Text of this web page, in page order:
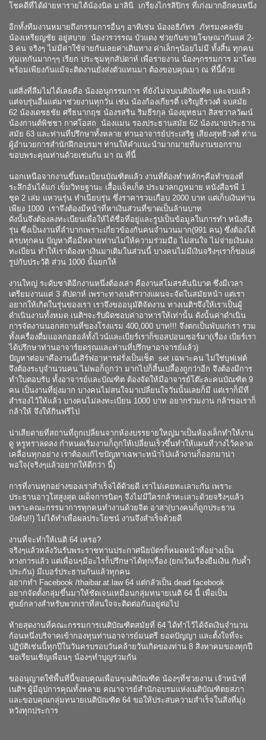
โชคดีที่ได้ฝ่ายหารายได้น้องนิด มาลินี เกรียงไกรลิปิกร ที่เก่งมากอีกคนหนึ่ง
อีกทั้งทีมงานหมายถึงกรรมการอื่นๆ อาทิเช่น น้องอธิภัทร ภัทรมงคลชัย
น้องเหรียญชัย อยู่สบาย น้องวรวรรณ บัวแดง ช่วยกันขายโฆษณากันแค่ 2-
3 คน จริงๆ ไม่มีค่าใช้จ่ายกันเลยค่าเดินทาง ค่าเล็กๆน้อยไม่มี ทั้งสิ้น ทุกคน
ทุ่มเทกันมากๆๆ เรียก ประชุมทุกสัปดาห์ เพื่อรายงาน น้องๆกรรมการ มาโดย
พร้อมเพียงกันแม้จะติดงานยังส่งตัวแทนมา ต้องขอบคุณมา ณ ที่นี้ด้วย
แต่สิ่งที่ลืมไม่ได้เลยคือ น้องอนุกรรมการ ที่ยังไม่จบเนติบัณฑิต และจบแล้ว
แต่จบรุ่นอื่นแต่มาช่วยงานทุกวัน เช่น น้องก้องเกียรติ์ เจริญธีรวงศ์ จบสมัย
62 น้องเดชธชัย ศรีธนากฤช น้องรสริน ริมธีรกุล น้องยุทธนา สิสชวาลวัฒน์
น้องกานต์พิชชา กาศโอสถ น้องแมน รองประธานสมัย 62 น้องนายประธาน
สมัย 63 และท่านที่ปรึกษาทั้งหลาย ท่านอาจารย์ประเสริฐ เสียงสุทธิวงศ์ ท่าน
ผู้อำนวยการสำนักฝึกอบรมฯ ท่านให้คำแนะนำมากมายทีมงานขอกราบ
ขอบพระคุณท่านด้วยเช่นกัน มา ณ ที่นี้
นอกเหนือจากงานขึ้นทะเบียนบัณฑิตแล้ว งานที่ต้องทำหลักๆคือทำของที่
ระลึกอันได้แก่ เข็มวิทยฐานะ เสื้อแจ็คเก็ต ประมวลกฎหมาย หนังสือรพี 1
ชุด 2 เล่ม แหวนรุ่น ทำเนียบรุ่น ซึ่งราคารวมเกือบ 2000 บาท แต่เก็บเงินท่าน
เพียง 1000 เราจึงต้องมีหน้าที่หาเงินส่วนที่ขาดเป็นล้านบาท
ดังนั้นจึงต้องลงทะเบียนเพื่อให้ได้ชื่อที่อยู่และรูปเป็นข้อมูลในการทำ หนังสือ
รุ่น ซึ่งเป็นงานที่ลำบากเพราะเกี่ยวข้องกันคนจำนวนมาก(991 คน) ซึ่งต้องได้
ครบทุกคน ปัญหาคือมีหลายท่านไม่ให้ความร่วมมือ ไม่สนใจ ไม่จ่ายเงินลง
ทะเบียน ทำให้เราต้องหาเงินมาเติมในส่วนนี้ บางคนไม่มีเงินจริงๆเราก็ขอแค่
รูปกับประวัติ ส่วน 1000 นั้นยกให้
งานใหญ่ ระดับชาติอีกงานหนึ่งต้องเล่า คืองานสโมสรสันนิบาต ซึ่งมีเวลา
เตรียมงานแค่ 3 สัปดาห์ เพราะทางเนติฯวางแผนจะจัดในสมัยหน้า แต่เรา
อยากให้เกิดในรุ่นของเรา เราจึงขออนุมัติจัดงาน ทางเนติฯจึงให้เราเป็นผู้
ดำเนินงานทั้งหมด เนติฯจะรับผิดชอบค่าอาหารให้เท่านั้น ดังนั้นค่าดำเนิน
การจัดงานนอกสถานที่ของโรงแรม 400,000 บาท!!! จึงตกเป็นพับแก่เรา รวม
ทั้งเครื่องดื่มแอลกอฮอล์ทั้งไวน์และเบียร์เราก็ขอสปอนเซอร์มา(เรื่อง เบียร์เรา
ได้ปรึกษาท่านอาจาร์ยดรุณและท่านที่ปรึกษาอาจารย์แล้ว)
ปัญหาต่อมาคืองานนี้เสิร์ฟอาหารฝรั่งเป็นเช็ต set เฉพาะคน ไม่ใช่บุฟเฟต์
จึงต้องระบุจำนวนคน ไม่พอก็ถูกว่า มากไปก็สิ้นเปลื้องถูกว่าอีก จึงต้องมีการ
ทำใบตอบรับ ทั้งอาจารย์และบัณฑิต ต้องจัดให้มีอาจารย์โต๊ะละคนบัณฑิต 9
คน เป็นงานที่ยุ่งมาก บางคนไม่สนใจมาเปลี่ยนใจวันนั้นเลยก็มี แต่เราก็มีที่
สำรองไว้ให้แล้ว บางคนไม่ลงทะเบียน 1000 บาท อยากร่วมงาน กล้าขอเราก็
กล้าให้ จึงให้กินฟรีไป
น่าเสียดายที่สถานที่ถูกเปลี่ยนจากห้องบรรยายใหญ่มาเป็นห้องเล็กทำให้งาน
ดู หรูหราลดลง กำหนดเริ่มงานก็ถูกให้เปลี่ยนเร็วขึ้นทำให้แผนที่วางไว้คลาด
เคลื่อนทุกอย่าง เราต้องแก้ไขปัญหาเฉพาะหน้าไปแล้วงานก็ออกมาน่า
พอใจ(จริงๆแล้วอยากให้ดีกว่า นี้)
การที่งานทุกอย่างของเราสำเร็จได้ด้วยดี เราไม่เคยทะเลาะกัน เพราะ
ประธานอาวุโสสูงสุด เผด็จการนิดๆ จึงไม่มีใครกล้าทะเลาะด้วยจริงๆแล้ว
เพราะคณะกรรมาการทุกคนทำงานด้วยจิต อาสา(บางคนก็ถูกประธาน
บังคับ!!) ไม่ได้ทำเพื่อผลประโยชน์ งานจึงสำเร็จด้วยดี
งานที่จะทำให้เนติ 64 เหรอ?
จริงๆแล้วหลังวันรับพระราชทานประกาศนียบัตรก็หมดหน้าที่อย่างเป็น
ทางการแล้ว แต่เพื่อนๆมีอะไรก็ปรึกษาได้ทุกเรื่อง (ยกเว้นเรื่องยืมเงิน กับค้ำ
ประกัน) มีเบอร์ประธานกันแล้วทุกคน
อยากทำ Facebook /thaibar.at.law 64 แต่กลัวเป็น dead facebook
อยากจัดตั้งกลุ่มขึ้นมาให้ชัดเจนเหมือนกลุ่มทนายเนติ 64 นี้ เพื่อเป็น
ศูนย์กลางสำหรับพวกเราที่สนใจจะติดต่อกันอยู่ต่อไป
ท้ายสุดงานที่คณะกรรมการเนติบัณฑิตสมัยที่ 64 ได้ทำไว้ได้จัดเงินจำนวน
ก้อนหนึ่งบริจาคเข้ากองทุนท่านอาจารย์มนตรี ยอดปัญญา และตั้งใจที่จะ
ปฏิบัติเช่นนี้ทุกปีในวันครบรอบวันคล้ายวันเกิดของท่าน 8 สิงหาคมของทุกปี
ขอเรียนเชิญเพื่อนๆ น้องๆทำบุญร่วมกัน
ขออนุญาตใช้พื้นที่นี้ขอบคุณเพื่อนๆเนติบัณฑิต น้องๆที่ช่วยงาน เจ้าหน้าที่
เนติฯ ผู้มีอุปการคุณทั้งหลาย คณาจารย์สำนักอบรมแห่งเนติบัณฑิตยสภา
และขอบคุณกลุ่มทนายเนติบัณฑิต 64 ขอให้ประสบความสำเร็จในสิ่งที่มุ่ง
หวังทุกประการ